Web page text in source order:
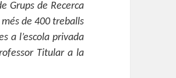
Grups de Recerca
de 400 treballs
a l’escola privada
Titular a la